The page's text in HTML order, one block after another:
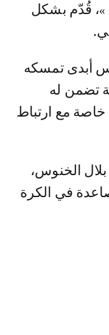
»، قُدّم بشكل
أبدى تمسكه
تضمن له
خاصة مع ارتباط
الخنوس،
في الكرة